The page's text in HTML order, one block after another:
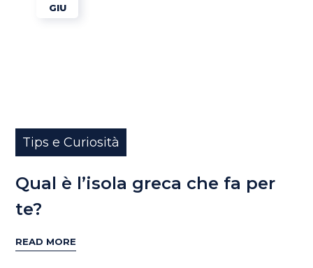
GIU
Tips e Curiosità
Qual è l’isola greca che fa per
te?
READ MORE